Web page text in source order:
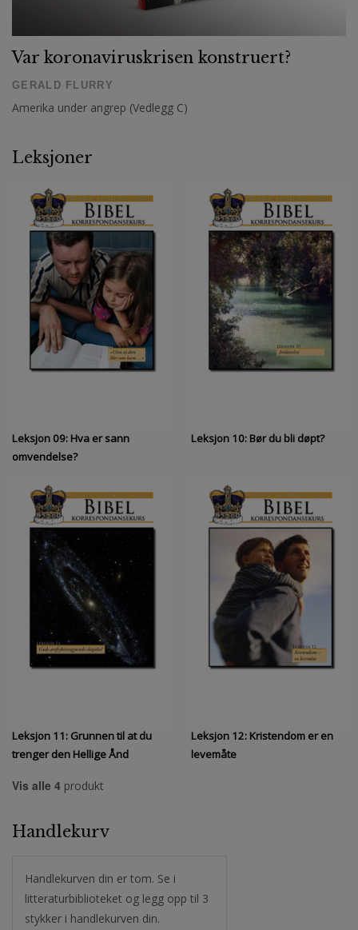
GERALD FLURRY
Amerika under angrep (Vedlegg C)
Leksjoner
Leksjon 09: Hva er sann
omvendelse?
Leksjon 10: Bør du bli døpt?
trenger den Hellige Ånd
Vis alle 4 produkt